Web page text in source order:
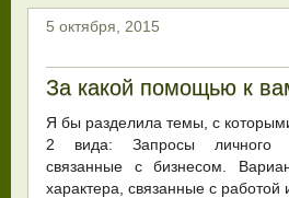
5 октября, 2015
За какой помощью к
Я бы разделила темы, с
2 вида: Запросы личного
связанные с бизнесом.
характера, связанные с